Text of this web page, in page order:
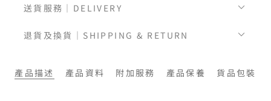
送貨服務｜DELIVERY
退貨及換貨｜SHIPPING & RETURN
產品描述 產品資料 附加服務 產品保養 貨品包裝